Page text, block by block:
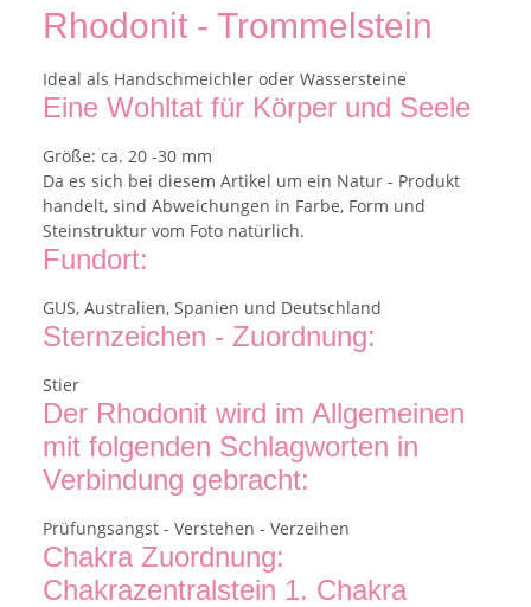
Rhodonit - Trommelstein
Ideal als Handschmeichler oder Wassersteine
Eine Wohltat für Körper und Seele
Größe: ca. 20 -30 mm
Da es sich bei diesem Artikel um ein Natur - Produkt
handelt, sind Abweichungen in Farbe, Form und
Steinstruktur vom Foto natürlich.
Fundort:
GUS, Australien, Spanien und Deutschland
Sternzeichen - Zuordnung:
Stier
Der Rhodonit wird im Allgemeinen
mit folgenden Schlagworten in
Verbindung gebracht:
Prüfungsangst - Verstehen - Verzeihen
Chakra Zuordnung:
Chakrazentralstein 1. Chakra